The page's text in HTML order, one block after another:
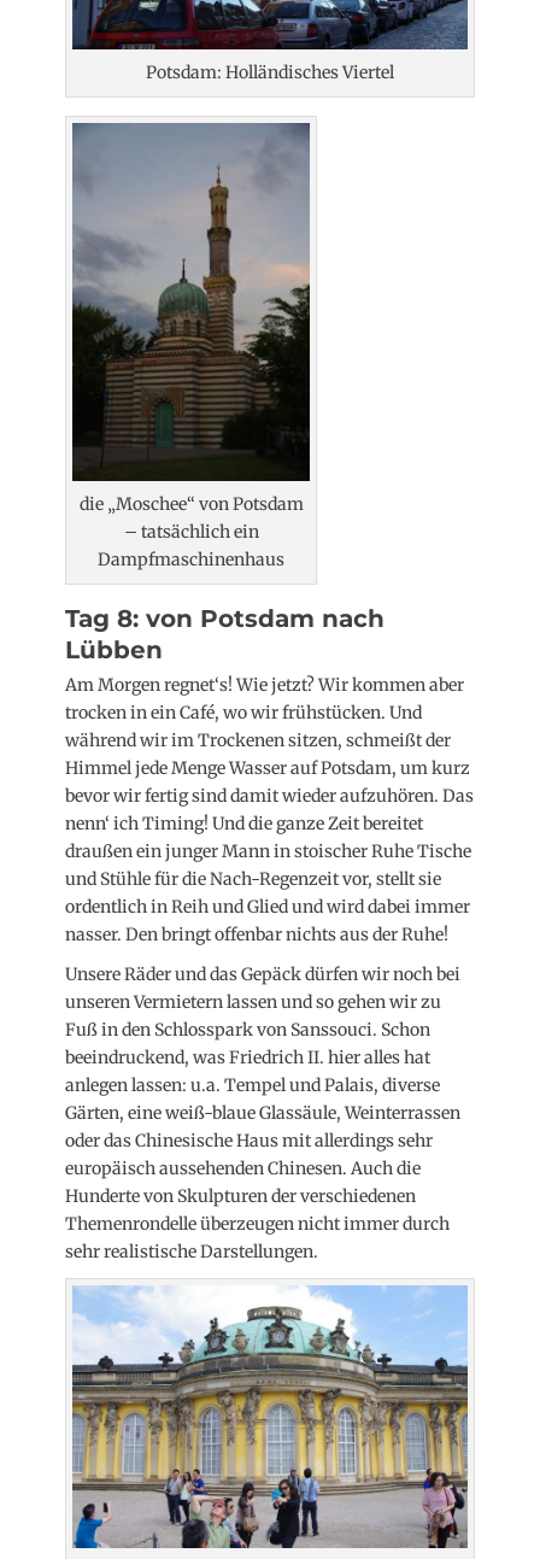
Potsdam: Holländisches Viertel
die „Moschee“ von Potsdam
– tatsächlich ein
Dampfmaschinenhaus
Tag 8: von Potsdam nach
Lübben
Am Morgen regnet‘s! Wie jetzt? Wir kommen aber
trocken in ein Café, wo wir frühstücken. Und
während wir im Trockenen sitzen, schmeißt der
Himmel jede Menge Wasser auf Potsdam, um kurz
bevor wir fertig sind damit wieder aufzuhören. Das
nenn‘ ich Timing! Und die ganze Zeit bereitet
draußen ein junger Mann in stoischer Ruhe Tische
und Stühle für die Nach-Regenzeit vor, stellt sie
ordentlich in Reih und Glied und wird dabei immer
nasser. Den bringt offenbar nichts aus der Ruhe!
Unsere Räder und das Gepäck dürfen wir noch bei
unseren Vermietern lassen und so gehen wir zu
Fuß in den Schlosspark von Sanssouci. Schon
beeindruckend, was Friedrich II. hier alles hat
anlegen lassen: u.a. Tempel und Palais, diverse
Gärten, eine weiß-blaue Glassäule, Weinterrassen
oder das Chinesische Haus mit allerdings sehr
europäisch aussehenden Chinesen. Auch die
Hunderte von Skulpturen der verschiedenen
Themenrondelle überzeugen nicht immer durch
sehr realistische Darstellungen.